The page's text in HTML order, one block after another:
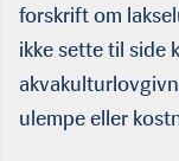
forskrift om
ikke sette til side
ulempe eller